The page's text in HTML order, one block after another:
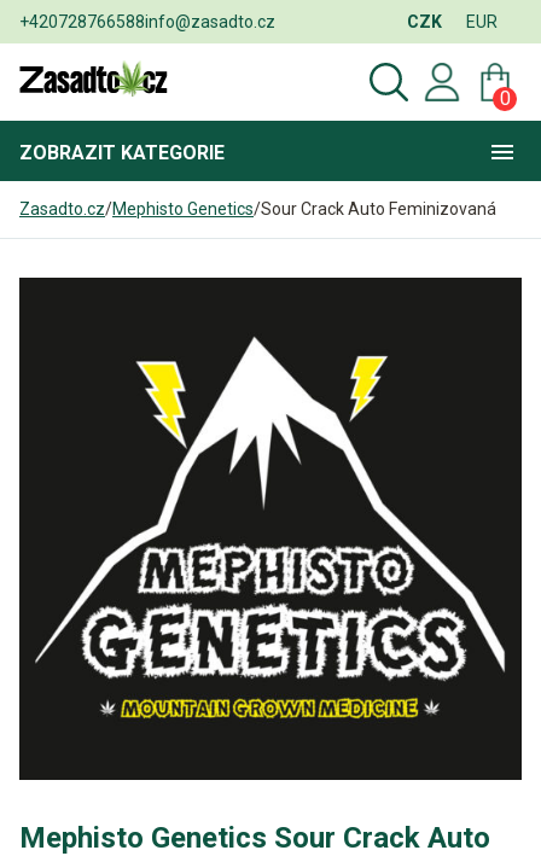
+420728766588info@zasadto.cz CZK EUR
0
ZOBRAZIT KATEGORIE
Zasadto.cz/Mephisto Genetics/Sour Crack Auto Feminizovaná
Mephisto Genetics Sour Crack Auto